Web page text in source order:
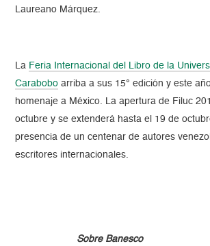
Laureano Márquez.
La Feria Internacional del Libro de la
Carabobo arriba a sus 15° edición y este
homenaje a México. La apertura de Filuc
octubre y se extenderá hasta el 19 de
presencia de un centenar de autores
escritores internacionales.
Sobre Banesco